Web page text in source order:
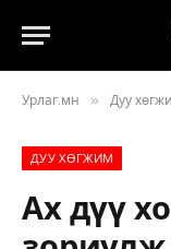
Урлаг.мн » Дуу
ДУУ ХӨГЖИМ
Ах дүү